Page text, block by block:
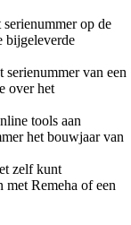
serienummer op de
bijgeleverde
serienummer van een
over het
tools aan
het bouwjaar van
zelf kunt
met Remeha of een